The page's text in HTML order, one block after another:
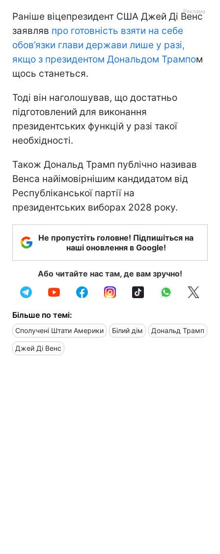
Раніше віцепрезидент США Джей Ді Венс
заявляв про готовність взяти на себе
обов’язки глави держави лише у разі,
якщо з президентом Дональдом Трампом
щось станеться.
Тоді він наголошував, що достатньо
підготовлений для виконання
президентських функцій у разі такої
необхідності.
Також Дональд Трамп публічно називав
Венса найімовірнішим кандидатом від
Республіканської партії на
президентських виборах 2028 року.
Не пропустіть головне! Підпишіться на
наші оновлення в Google!
Або читайте нас там, де вам зручно!
Більше по темі:
Сполучені Штати Америки Білий дім Дональд Трамп
Джей Ді Венс